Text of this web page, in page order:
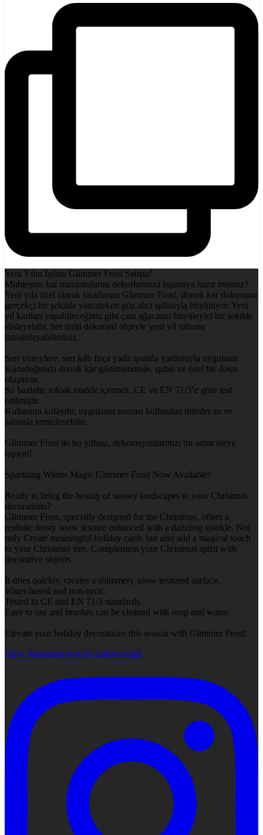
Yeni Yılın Işıltısı Glimmer Frost Satışta!
Muhteşem kar manzaralarını dekorlarınıza taşımaya hazır mısınız?
Yeni yıla özel olarak tasarlanan Glimmer Frost, donuk kar dokusunu
gerçekçi bir şekilde yansıtırken göz alıcı ışıltısıyla büyülüyor. Yeni
yıl kartları yapabileceğiniz gibi çam ağacınızı büyüleyici bir şekilde
süsleyebilir, her türlü dekoratif objeyle yeni yıl ruhunu
tamamlayabilirsiniz.
Sert yüzeylere, sert kıllı fırça yada spatula yardımıyla uygulanır.
Kuruduğunda donuk kar görünümünde, ışıltılı ve özel bir doku
oluşturur.
Su bazlıdır, toksik madde içermez. CE ve EN 71/3’e göre test
edilmiştir.
Kullanımı kolaydır, uygulama sonrası kullanılan ürünler su ve
sabunla temizlenebilir.
Glimmer Frost ile bu yılbaşı, dekorasyonlarınızı bir adım öteye
taşıyın!
Sparkling Winter Magic Glimmer Frost Now Available!
Ready to bring the beauty of snowy landscapes to your Christmas
decorations?
Glimmer Frost, specially designed for the Christmas, offers a
realistic frosty snow texture enhanced with a dazzling sparkle. Not
only Create meaningful holiday cards but also add a magical touch
to your Christmas tree. Complement your Christmas spirit with
decorative objects.
It dries quickly, creates a shimmery snow textured surface.
Water-based and non-toxic.
Tested to CE and EN 71/3 standards.
Easy to use and brushes can be cleaned with soap and water.
Elevate your holiday decorations this season with Glimmer Frost!
View Instagram post by cadencecraft